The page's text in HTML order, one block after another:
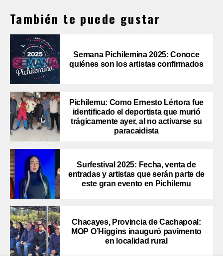
También te puede gustar
Semana Pichilemina 2025: Conoce
quiénes son los artistas confirmados
Pichilemu: Como Ernesto Lértora fue
identificado el deportista que murió
trágicamente ayer, al no activarse su
paracaidista
Surfestival 2025: Fecha, venta de
entradas y artistas que serán parte de
este gran evento en Pichilemu
Chacayes, Provincia de Cachapoal:
MOP O’Higgins inauguró pavimento
en localidad rural